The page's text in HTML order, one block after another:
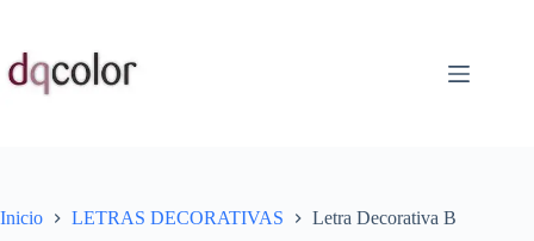
contenido
Inicio LETRAS DECORATIVAS Letra Decorativa B